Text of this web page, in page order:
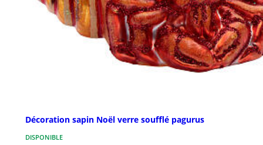
Décoration sapin Noël verre soufflé pagurus
DISPONIBLE